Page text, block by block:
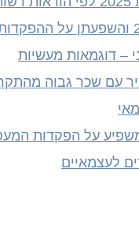
– דוגמאות מעשיות
עם שכר גבוה
משפיע על הפקדות
לעצמאיים